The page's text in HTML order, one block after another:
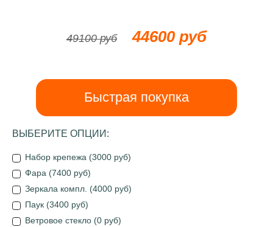
49100 руб 44600 руб
Быстрая покупка
ВЫБЕРИТЕ ОПЦИИ:
Набор крепежа (3000 руб)
Фара (7400 руб)
Зеркала компл. (4000 руб)
Паук (3400 руб)
Ветровое стекло (0 руб)